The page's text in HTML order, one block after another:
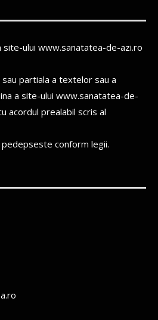
ului www.sanatatea-de-azi.ro
partiala a textelor sau a
a site-ului www.sanatatea-de-
acordul prealabil scris al
conform legii.